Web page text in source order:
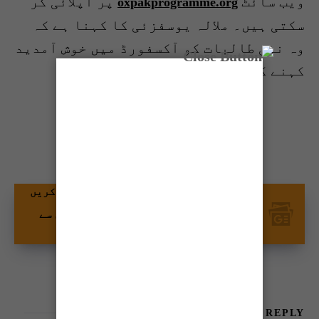
سکتی ہیں۔ ملالہ یوسفزئی کا کہنا ہے کہ
وہ نئی طالبات کو آکسفورڈ میں خوش آمدید
کہنے کی منتظر ہیں۔
گوگل نیوز پر ٹائمز آف کراچی کو فالو کریں
اور اپنی پسندیدہ مواد کو زیادہ تیزی سے
LEAVE A REPLY